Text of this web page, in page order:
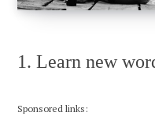
1. Learn new
Sponsored links: